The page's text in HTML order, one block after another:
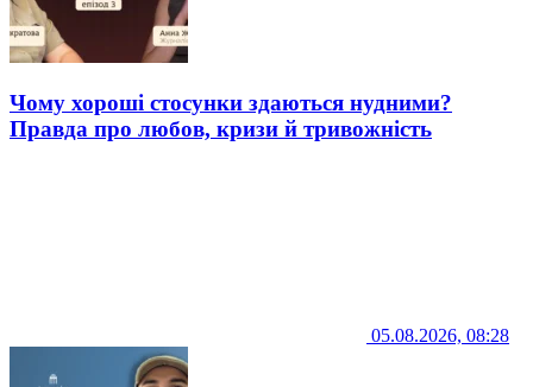
Чому хороші стосунки здаються нудними?
Правда про любов, кризи й тривожність
05.08.2026, 08:28